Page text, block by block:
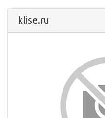
klise.ru